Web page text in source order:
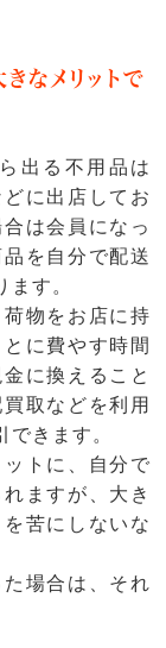
なメリットで
出る不用品は
に出店してお
は会員になっ
を自分で配送
す。
物をお店に持
に費やす時間
に換えること
取などを利用
きます。
トに、自分で
ますが、大き
苦にしないな
場合は、それ